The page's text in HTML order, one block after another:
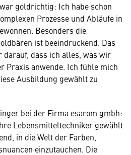
goldrichtig: Ich habe schon
Prozesse und Abläufe in
Besonders die
ist beeindruckend. Das
darauf, dass ich alles, was wir
Praxis anwende. Ich fühle mich
Ausbildung gewählt zu
bei der Firma esarom gmbh:
Lebensmitteltechniker gewählt
in die Welt der Farben,
einzutauchen. Die